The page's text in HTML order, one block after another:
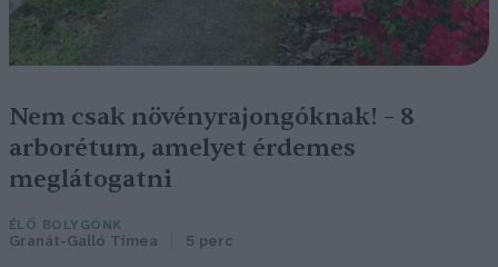
Nem csak növényrajongóknak! – 8
arborétum, amelyet érdemes
meglátogatni
ÉLŐ BOLYGÓNK
Granát-Galló Tímea 5 perc